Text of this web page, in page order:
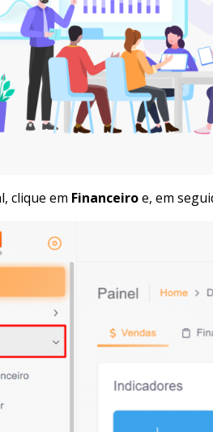
clique em Financeiroe, em